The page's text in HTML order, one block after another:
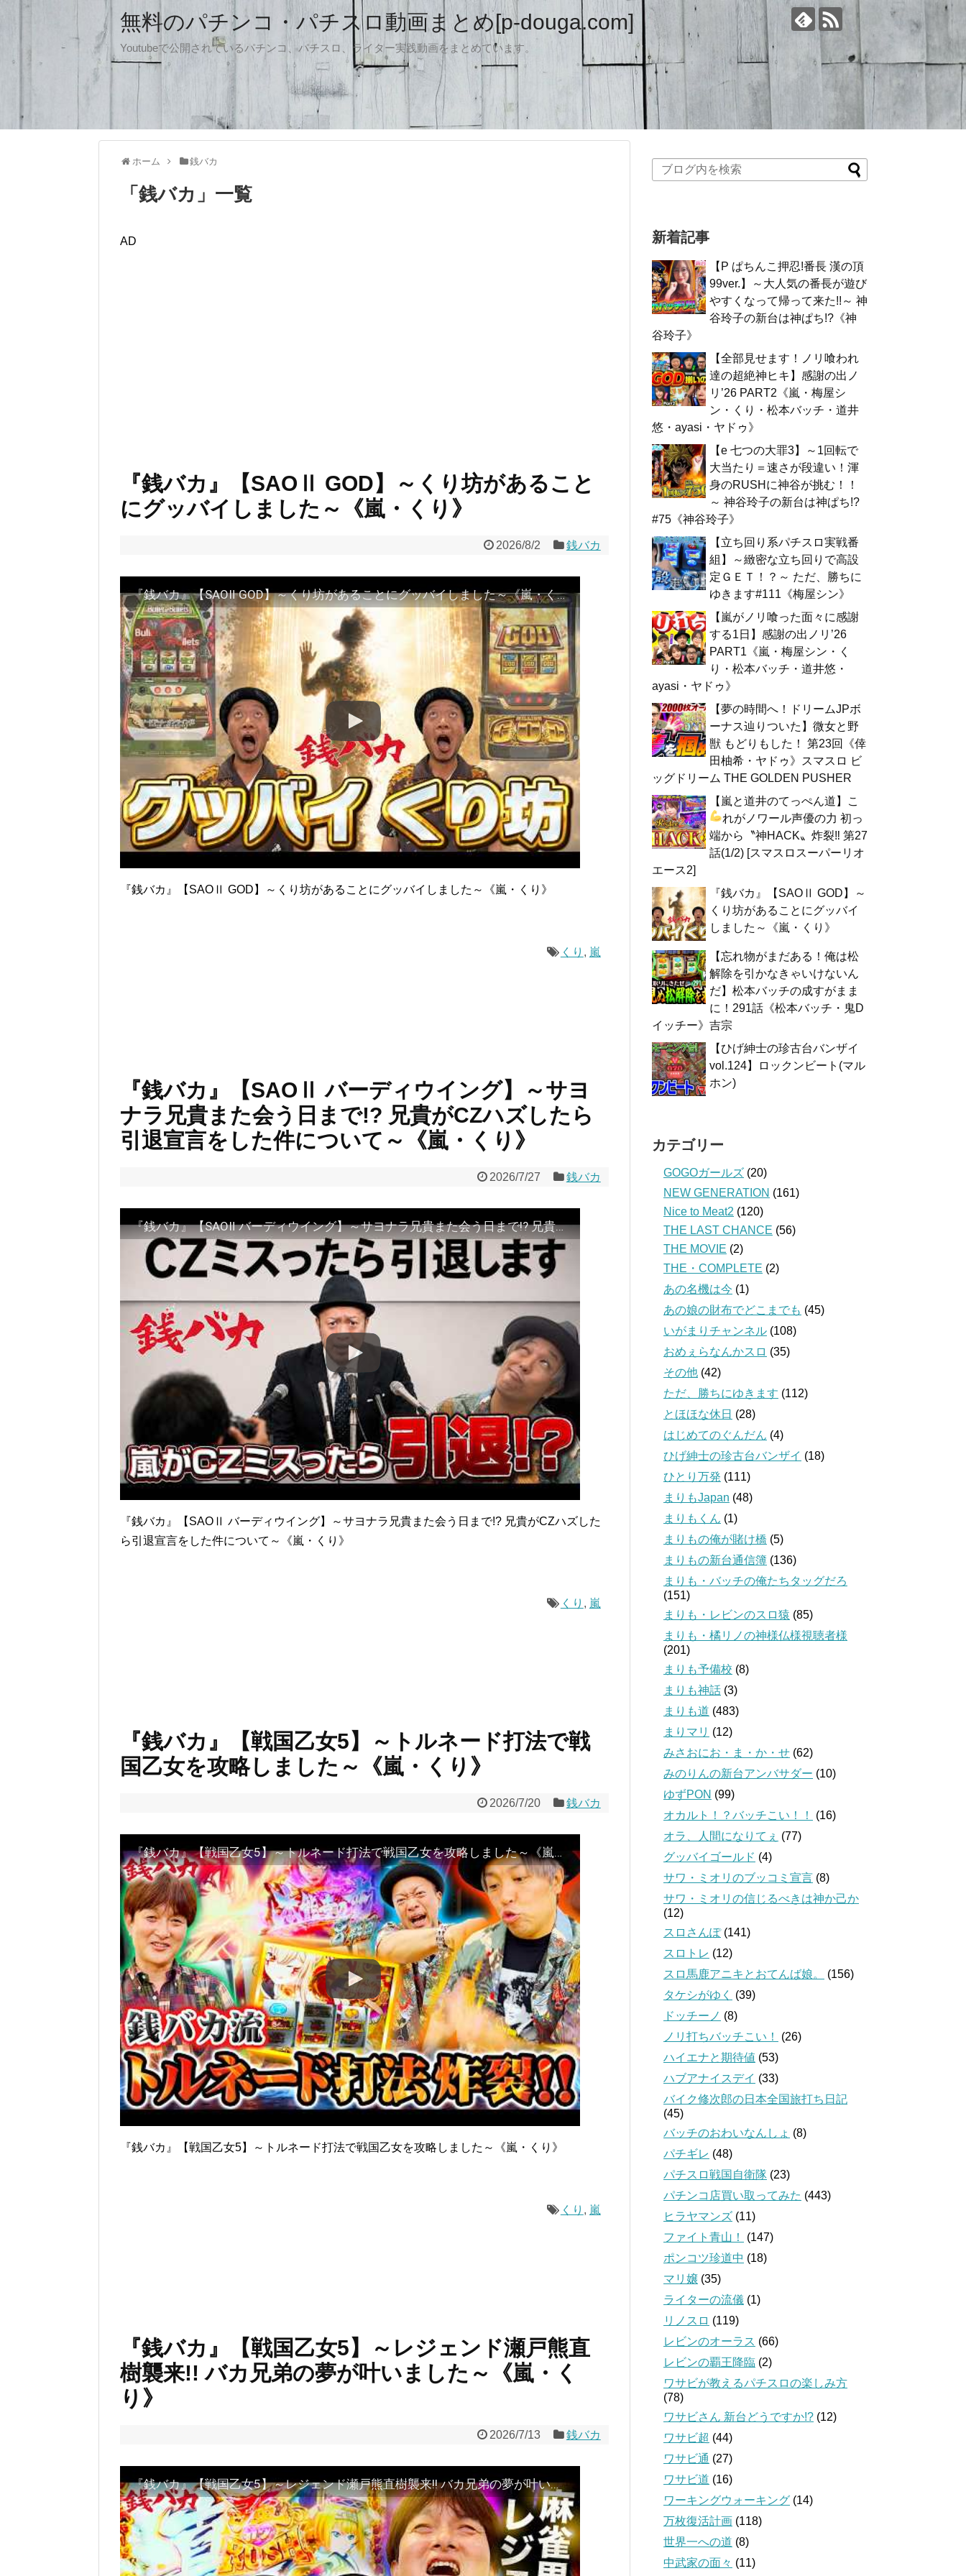
無料のパチンコ・パチスロ動画まとめ[p-douga.com]
Youtubeで公開されているパチンコ、パチスロ、ライター実践動画をまとめています。
ホーム 銭バカ
「 銭バカ 」 一覧
AD
『銭バカ』【SAOⅡ GOD】～くり坊があること
にグッバイしました～《嵐・くり》
2026/8/2 銭バカ
『銭バカ』【SAOⅡ GOD】～くり坊があることにグッバイしました～《嵐・くり》[必勝本WEB-TV[パチスロ][スロット]
『銭バカ』【SAOⅡ GOD】～くり坊があることにグッバイしました～《嵐・くり》
くり , 嵐
『銭バカ』【SAOⅡ バーディウイング】～サヨ
ナラ兄貴また会う日まで!? 兄貴がCZハズしたら
引退宣言をした件について～《嵐・くり》
2026/7/27 銭バカ
『銭バカ』【SAOⅡ バーディウイング】～サヨナラ兄貴また会う日まで!? 兄貴がCZハズしたら引退宣言をした件について～《嵐・くり》[必勝本WEB-TV[パチスロ][スロット]
『銭バカ』【SAOⅡ バーディウイング】～サヨナラ兄貴また会う日まで!? 兄貴がCZハズした
ら引退宣言をした件について～《嵐・くり》
くり , 嵐
『銭バカ』【戦国乙女5】～トルネード打法で戦
国乙女を攻略しました～《嵐・くり》
2026/7/20 銭バカ
『銭バカ』【戦国乙女5】～トルネード打法で戦国乙女を攻略しました～《嵐・くり》[必勝本WEB-TV[パチスロ][スロット]
『銭バカ』【戦国乙女5】～トルネード打法で戦国乙女を攻略しました～《嵐・くり》
くり , 嵐
『銭バカ』【戦国乙女5】～レジェンド瀬戸熊直
樹襲来!! バカ兄弟の夢が叶いました～《嵐・く
り》
2026/7/13 銭バカ
『銭バカ』【戦国乙女5】～レジェンド瀬戸熊直樹襲来!! バカ兄弟の夢が叶いました～《嵐・くり》[必勝本WEB-TV[パチスロ][スロット]
新着記事
【P ぱちんこ押忍!番長 漢の頂
99ver.】～大人気の番長が遊び
やすくなって帰って来た!!～ 神
谷玲子の新台は神ぱち!?《神
谷玲子》
【全部見せます！ノリ喰われ
達の超絶神ヒキ】感謝の出ノ
リ’26 PART2《嵐・梅屋シ
ン・くり・松本バッチ・道井
悠・ayasi・ヤドゥ》
【e 七つの大罪3】～1回転で
大当たり＝速さが段違い！渾
身のRUSHに神谷が挑む！！
～ 神谷玲子の新台は神ぱち!?
#75《神谷玲子》
【立ち回り系パチスロ実戦番
組】～緻密な立ち回りで高設
定ＧＥＴ！？～ ただ、勝ちに
ゆきます#111《梅屋シン》
【嵐がノリ喰った面々に感謝
する1日】感謝の出ノリ’26
PART1《嵐・梅屋シン・く
り・松本バッチ・道井悠・
ayasi・ヤドゥ》
【夢の時間へ！ドリームJPボ
ーナス辿りついた】微女と野
獣 もどりもした！ 第23回《倖
田柚希・ヤドゥ》スマスロ ビ
ッグドリーム THE GOLDEN PUSHER
【嵐と道井のてっぺん道】こ
れがノワール声優の力 初っ
端から〝神HACK〟炸裂‼ 第27
話(1/2) [スマスロスーパーリオ
エース2]
『銭バカ』【SAOⅡ GOD】～
くり坊があることにグッバイ
しました～《嵐・くり》
【忘れ物がまだある！俺は松
解除を引かなきゃいけないん
だ】松本バッチの成すがまま
に！291話《松本バッチ・鬼D
イッチー》吉宗
【ひげ紳士の珍古台バンザイ
vol.124】ロックンビート(マル
ホン)
カテゴリー
GOGOガールズ (20)
NEW GENERATION (161)
Nice to Meat2 (120)
THE LAST CHANCE (56)
THE MOVIE (2)
THE・COMPLETE (2)
あの名機は今 (1)
あの娘の財布でどこまでも (45)
いがまりチャンネル (108)
おめぇらなんかスロ (35)
その他 (42)
ただ、勝ちにゆきます (112)
とほほな休日 (28)
はじめてのぐんだん (4)
ひげ紳士の珍古台バンザイ (18)
ひとり万発 (111)
まりもJapan (48)
まりもくん (1)
まりもの俺が賭け橋 (5)
まりもの新台通信簿 (136)
まりも・バッチの俺たちタッグだろ
(151)
まりも・レビンのスロ猿 (85)
まりも・橘リノの神様仏様視聴者様
(201)
まりも予備校 (8)
まりも神話 (3)
まりも道 (483)
まりマリ (12)
みさおにお・ま・か・せ (62)
みのりんの新台アンバサダー (10)
ゆずPON (99)
オカルト！？バッチこい！！
(16)
オラ、人間になりてぇ (77)
グッバイゴールド (4)
サワ・ミオリのブッコミ宣言 (8)
サワ・ミオリの信じるべきは神か己か
(12)
スロさんぽ(141)
スロトレ (12)
スロ馬鹿アニキとおてんば娘。
(156)
タケシがゆく
(39)
ドッチーノ (8)
ノリ打ちバッチこい！
(26)
ハイエナと期待値 (53)
ハブアナイスデイ (33)
バイク修次郎の日本全国旅打ち日記
(45)
バッチのおわいなんしょ (8)
パチギレ (48)
パチスロ戦国自衛隊 (23)
パチンコ店買い取ってみた (443)
ヒラヤマンズ (11)
ファイト青山！
(147)
ポンコツ珍道中 (18)
マリ嬢 (35)
ライターの流儀 (1)
リノスロ (119)
レビンのオーラス (66)
レビンの覇王降臨 (2)
ワサビが教えるパチスロの楽しみ方
(78)
ワサビさん 新台どうですか!? (12)
ワサビ超 (44)
ワサビ通 (27)
ワサビ道 (16)
ワーキングウォーキング (14)
万枚復活計画 (118)
世界一への道 (8)
中武家の面々 (11)